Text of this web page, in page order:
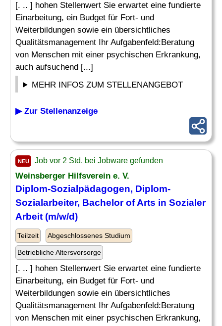
[. .. ] hohen Stellenwert Sie erwartet eine fundierte
Einarbeitung, ein Budget für Fort- und
Weiterbildungen sowie ein übersichtliches
Qualitätsmanagement Ihr Aufgabenfeld:Beratung
von Menschen mit einer psychischen Erkrankung,
auch aufsuchend [...]
MEHR INFOS ZUM STELLENANGEBOT
▶ Zur Stellenanzeige
NEU Job vor 2 Std. bei Jobware gefunden
Weinsberger Hilfsverein e. V.
Diplom-Sozialpädagogen, Diplom-
Sozialarbeiter, Bachelor of Arts in Sozialer
Arbeit (m/w/d)
Teilzeit Abgeschlossenes Studium
Betriebliche Altersvorsorge
[. .. ] hohen Stellenwert Sie erwartet eine fundierte
Einarbeitung, ein Budget für Fort- und
Weiterbildungen sowie ein übersichtliches
Qualitätsmanagement Ihr Aufgabenfeld:Beratung
von Menschen mit einer psychischen Erkrankung,